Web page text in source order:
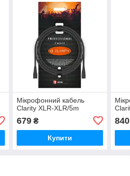
Мікрофонний кабель
Clarity XLR-XLR/5m
679₴
Купити
840